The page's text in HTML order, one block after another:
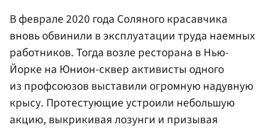
В феврале 2020 года Соляного красавчика
вновь обвинили в эксплуатации труда наемных
работников. Тогда возле ресторана в Нью-
Йорке на Юнион-сквер активисты одного
из профсоюзов выставили огромную надувную
крысу. Протестующие устроили небольшую
акцию, выкрикивая лозунги и призывая